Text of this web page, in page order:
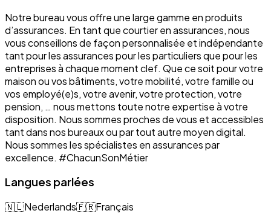
Notre bureau vous offre une large gamme en produits
d’assurances. En tant que courtier en assurances, nous
vous conseillons de façon personnalisée et indépendante
tant pour les assurances pour les particuliers que pour les
entreprises à chaque moment clef. Que ce soit pour votre
maison ou vos bâtiments, votre mobilité, votre famille ou
vos employé(e)s, votre avenir, votre protection, votre
pension, … nous mettons toute notre expertise à votre
disposition. Nous sommes proches de vous et accessibles
tant dans nos bureaux ou par tout autre moyen digital.
Nous sommes les spécialistes en assurances par
excellence. #ChacunSonMétier
Langues parlées
🇳🇱Nederlands🇫🇷Français